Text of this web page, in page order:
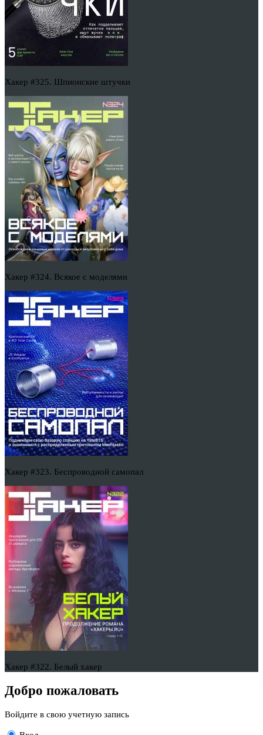
Хакер #325. Шпионские штучки
Хакер #324. Всякое с моделями
Хакер #323. Беспроводной самопал
Хакер #322. Белый хакер
Добро пожаловать
Войдите в свою учетную запись